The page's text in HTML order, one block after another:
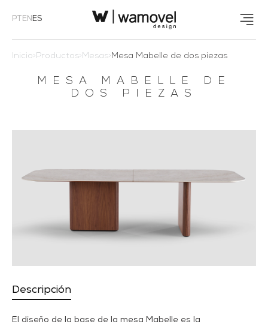
PT EN ES
Inicio>Productos>Mesas>Mesa Mabelle de dos piezas
MESA MABELLE DE
DOS PIEZAS
Descripción
El diseño de la base de la mesa Mabelle es la